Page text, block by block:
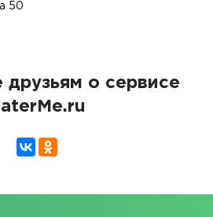
50
друзьям о сервисе